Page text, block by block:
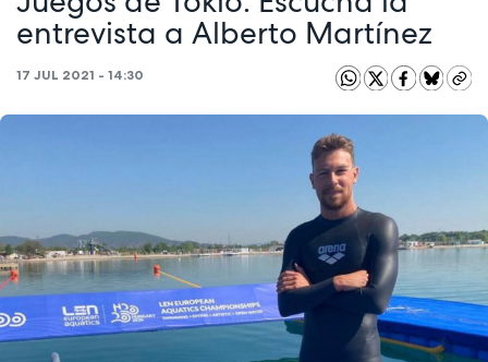
entrevista a Alberto Martínez
17 JUL 2021 - 14:30